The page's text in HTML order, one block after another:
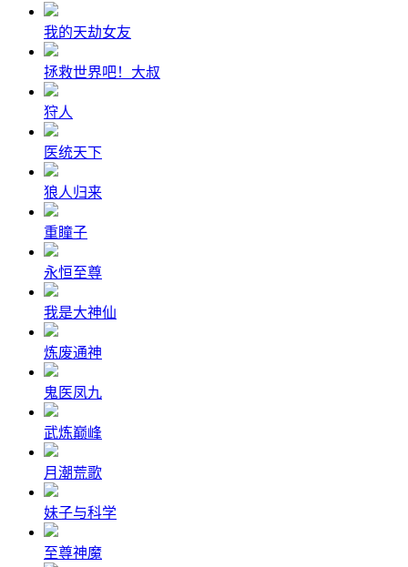
我的天劫女友
拯救世界吧！大叔
狩人
医统天下
狼人归来
重瞳子
永恒至尊
我是大神仙
炼废通神
鬼医凤九
武炼巅峰
月潮荒歌
妹子与科学
至尊神魔